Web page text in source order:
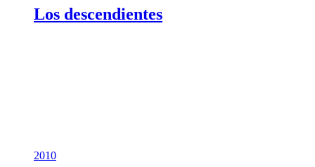
Los descendientes
2010